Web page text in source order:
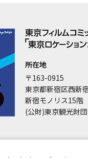
所在地
〒163-0915
東京都新宿区西新
新宿モノリス15階
(公財)東京観光財団